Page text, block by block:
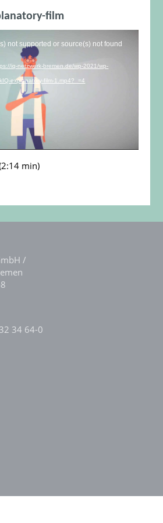
film
not supported or source(s) not found
iq-netzwerk-bremen.de/wp-2021/wp-
explanatory-film-1.mp4?_=4
min)
/
34 64-0